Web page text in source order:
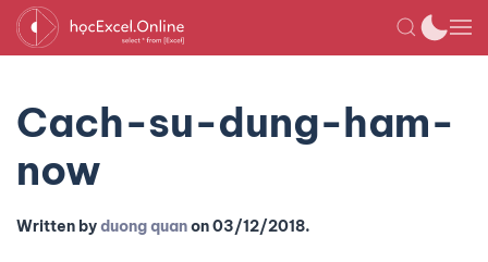
Cach-su-dung-ham-
now
Written byduong quanon03/12/2018.